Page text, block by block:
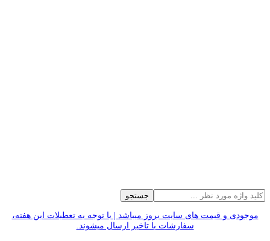
جستجو
موجودی و قیمت های سایت بروز میباشد | با توجه به تعطیلات این هفته،
سفارشات با تاخیر ارسال میشوند.